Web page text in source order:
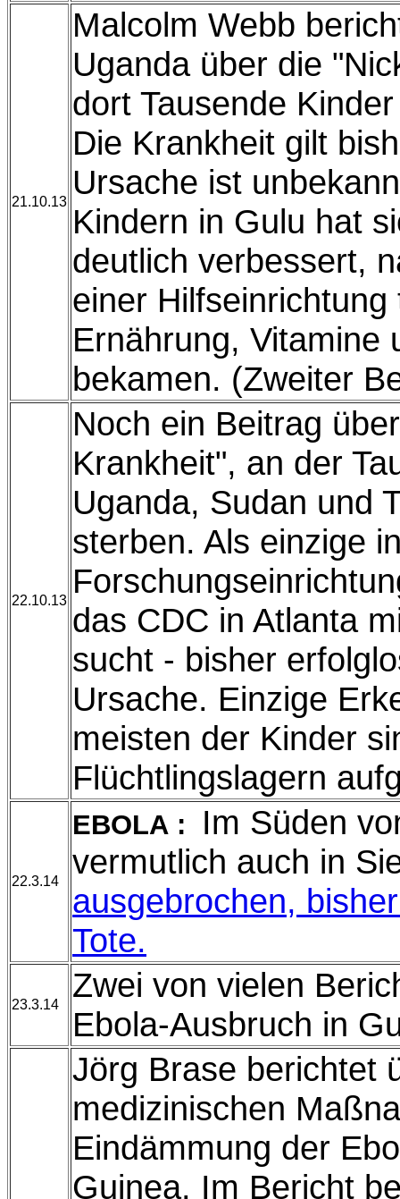
21.10.13
Malcolm Webb
Uganda über die
dort Tausende
Die Krankheit gilt
Ursache ist
Kindern in Gulu hat
deutlich verbessert,
einer Hilfseinrichtung
Ernährung, Vitamine
bekamen. (Zweiter
22.10.13
Noch ein Beitrag
Krankheit", an der
Uganda, Sudan und
sterben. Als einzige
das CDC in Atlanta
sucht - bisher
Ursache. Einzige
meisten der Kinder
Flüchtlingslagern
22.3.14
EBOLA : Im Süden
vermutlich auch in
ausgebrochen,
Tote.
23.3.14
Zwei von vielen
Ebola-Ausbruch in
Jörg Brase berichtet
medizinischen
Eindämmung der
Guinea. Im Bericht